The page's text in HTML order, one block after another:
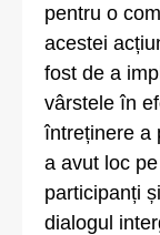
pentru o
acestei
fost de a
vârstele în
întreținere a
a avut loc
participanți
dialogul